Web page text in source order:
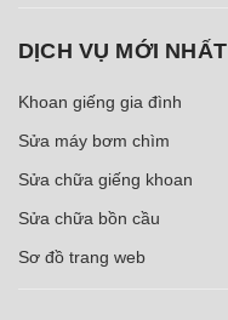
DỊCH VỤ MỚI NHẤT
Khoan giếng gia đình
Sửa máy bơm chìm
Sửa chữa giếng khoan
Sửa chữa bồn cầu
Sơ đồ trang web